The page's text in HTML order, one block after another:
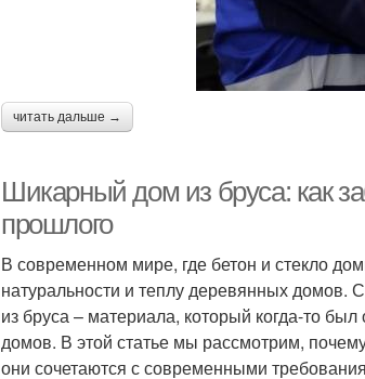
читать дальше →
Шикарный дом из бруса: как
прошлого
В современном мире, где бетон и стекло
натуральности и теплу деревянных домов.
из бруса – материала, который когда-то
домов. В этой статье мы рассмотрим,
они сочетаются с современными